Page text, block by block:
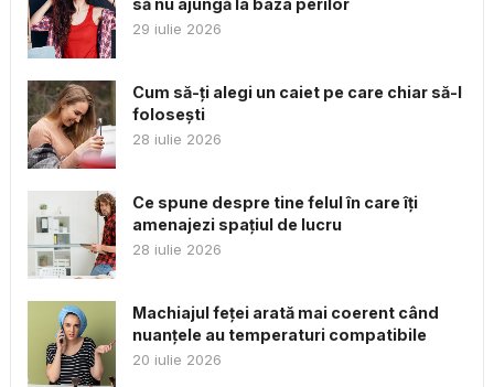
să nu ajungă la baza perilor
29 iulie 2026
Cum să-ți alegi un caiet pe care chiar să-l
folosești
28 iulie 2026
Ce spune despre tine felul în care îți
amenajezi spațiul de lucru
28 iulie 2026
Machiajul feței arată mai coerent când
nuanțele au temperaturi compatibile
20 iulie 2026